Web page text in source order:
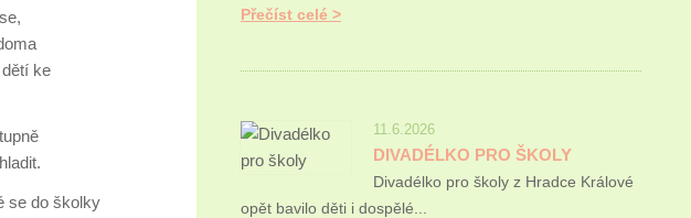
ke
se do školky
Přečíst celé
11.6.2026
DIVADÉLKO PRO ŠKOLY
Divadélko pro školy z Hradce Králové
opět bavilo děti i dospělé...